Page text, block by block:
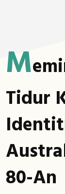
M
Tidur
80-An